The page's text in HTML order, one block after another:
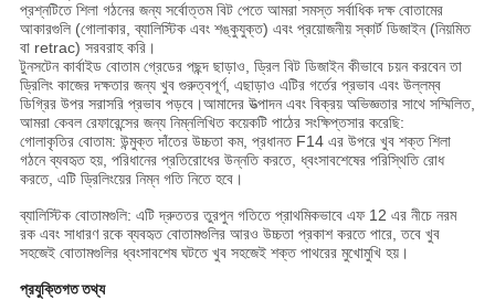
প্রশ্নটিতে শিলা গঠনের জন্য সর্বোত্তম বিট পেতে আমরা সমস্ত সর্বাধিক দক্ষ বোতামের
আকারগুলি (গোলাকার, ব্যালিস্টিক এবং শঙ্কুযুক্ত) এবং প্রয়োজনীয় স্কার্ট ডিজাইন (নিয়মিত
বা retrac) সরবরাহ করি।
টুনসটেন কার্বাইড বোতাম গ্রেডের পছন্দ ছাড়াও, ড্রিল বিট ডিজাইন কীভাবে চয়ন করবেন তা
ড্রিলিং কাজের দক্ষতার জন্য খুব গুরুত্বপূর্ণ, এছাড়াও এটির গর্তের প্রভাব এবং উল্লম্ব
ডিগ্রির উপর সরাসরি প্রভাব পড়বে।আমাদের উত্পাদন এবং বিক্রয় অভিজ্ঞতার সাথে সম্মিলিত,
আমরা কেবল রেফারেন্সের জন্য নিম্নলিখিত কয়েকটি পাঠের সংক্ষিপ্তসার করেছি:
গোলাকৃতির বোতাম: উন্মুক্ত দাঁতের উচ্চতা কম, প্রধানত F14 এর উপরে খুব শক্ত শিলা
গঠনে ব্যবহৃত হয়, পরিধানের প্রতিরোধের উন্নতি করতে, ধ্বংসাবশেষের পরিস্থিতি রোধ
করতে, এটি ড্রিলিংয়ের নিম্ন গতি নিতে হবে।
ব্যালিস্টিক বোতামগুলি: এটি দ্রুততর তুরপুন গতিতে প্রাথমিকভাবে এফ 12 এর নীচে নরম
রক এবং সাধারণ রকে ব্যবহৃত বোতামগুলির আরও উচ্চতা প্রকাশ করতে পারে, তবে খুব
সহজেই বোতামগুলির ধ্বংসাবশেষ ঘটতে খুব সহজেই শক্ত পাথরের মুখোমুখি হয়।
প্রযুক্তিগত তথ্য